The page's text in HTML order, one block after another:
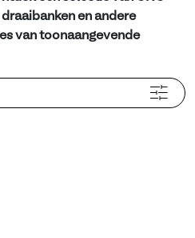
en andere
van toonaangevende